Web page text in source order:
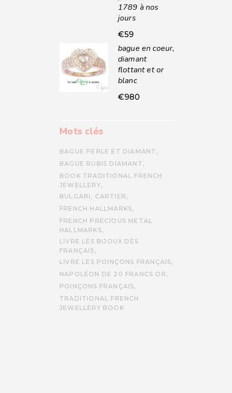
1789 à nos
jours
€59
bague en coeur,
diamant
flottant et or
blanc
€980
Mots clés
BAGUE PERLE ET DIAMANT
BAGUE RUBIS DIAMANT
BOOK TRADITIONAL FRENCH
JEWELLERY
BULGARI
CARTIER
FRENCH HALLMARKS
FRENCH PRECIOUS METAL
HALLMARKS
LIVRE LES BIJOUX DES
FRANÇAIS
LIVRE LES POINÇONS FRANÇAIS
NAPOLÉON DE 20 FRANCS OR
POINÇONS FRANÇAIS
TRADITIONAL FRENCH
JEWELLERY BOOK